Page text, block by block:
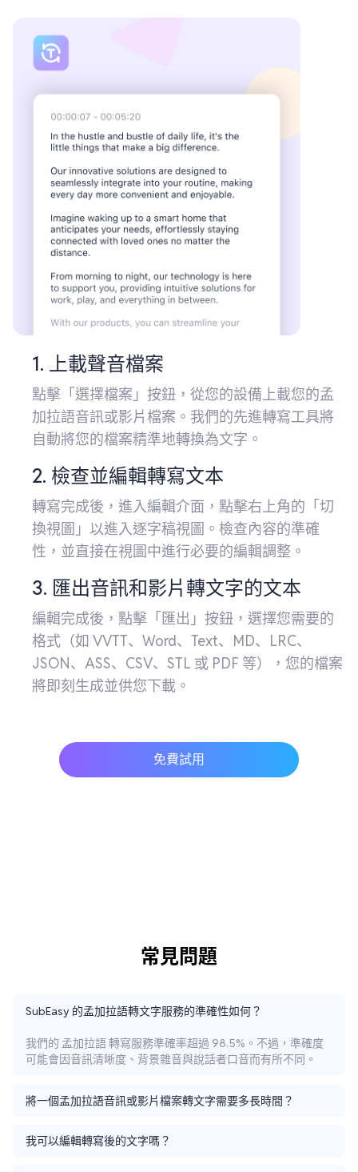
1. 上載聲音檔案
點擊「選擇檔案」按鈕，從您的設備上載您的孟
加拉語音訊或影片檔案。我們的先進轉寫工具將
自動將您的檔案精準地轉換為文字。
2. 檢查並編輯轉寫文本
轉寫完成後，進入編輯介面，點擊右上角的「切
換視圖」以進入逐字稿視圖。檢查內容的準確
性，並直接在視圖中進行必要的編輯調整。
3. 匯出音訊和影片轉文字的文本
編輯完成後，點擊「匯出」按鈕，選擇您需要的
格式（如 VVTT、Word、Text、MD、LRC、
JSON、ASS、CSV、STL 或 PDF 等），您的檔案
將即刻生成並供您下載。
免費試用
常見問題
SubEasy 的孟加拉語轉文字服務的準確性如何？
我們的 孟加拉語 轉寫服務準確率超過 98.5%。不過，準確度
可能會因音訊清晰度、背景雜音與說話者口音而有所不同。
將一個孟加拉語音訊或影片檔案轉文字需要多長時間？
我可以編輯轉寫後的文字嗎？